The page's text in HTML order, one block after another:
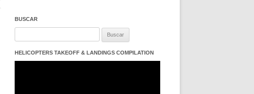
BUSCAR
HELICOPTERS TAKEOFF & LANDINGS COMPILATION